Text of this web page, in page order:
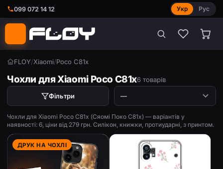
099 072 14 12 Укр Рус
FLOY/Xiaomi/Poco C81x
Чохли для Xiaomi Poco C81x6 товарів
Фільтри
Чохли для Xiaomi Poco C81x (Сяомі Поко С81х) — варіантів у
наявності: 6, ціни від 279 грн. Силікон, книжки, протиударні, з принтом.
ДРУК НА ЧОХЛІ